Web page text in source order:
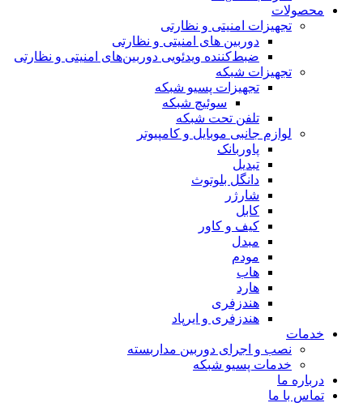
محصولات
تجهیزات امنیتی و نظارتی
دوربین های امنیتی و نظارتی
ضبط‌کننده ویدئویی دوربین‌های امنیتی و نظارتی
تجهیزات شبکه
تجهیزات پسیو شبکه
سوئیچ‌ شبکه
تلفن تحت شبکه
لوازم جانبی موبایل و کامپیوتر
پاوربانک
تبدیل
دانگل بلوتوث
شارژر
کابل
کیف و کاور
مبدل
مودم
هاب
هارد
هندزفری
هندزفری و ایرپاد
خدمات
نصب و اجرای دوربین مداربسته
خدمات پسیو شبکه
درباره ما
تماس با ما